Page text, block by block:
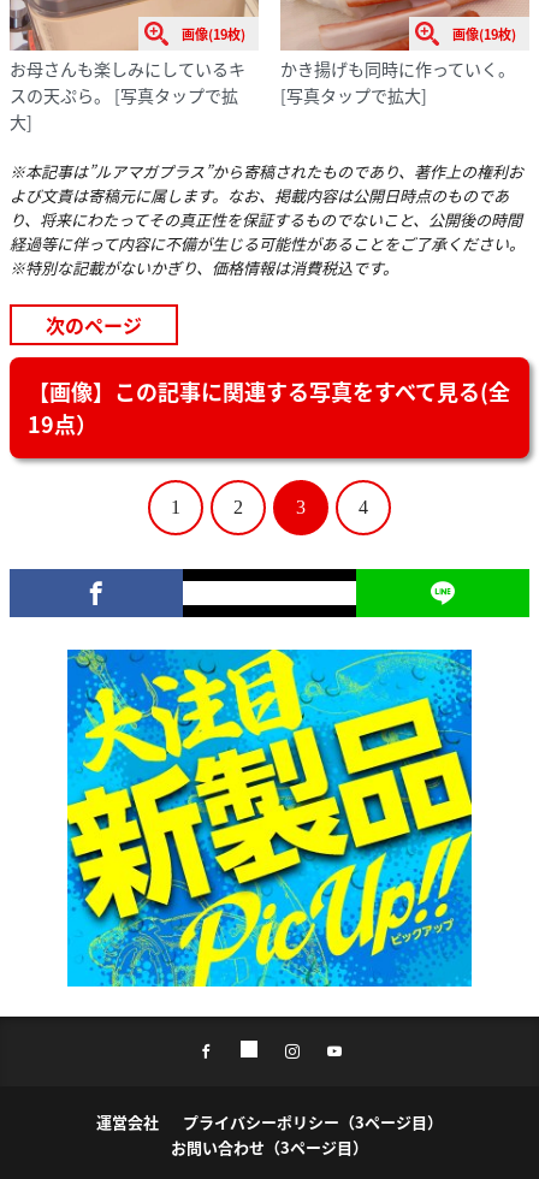
画像(19枚)
お母さんも楽しみにしているキ
スの天ぷら。
[写真タップで拡
大]
画像(19枚)
かき揚げも同時に作っていく。
[写真タップで拡大]
※本記事は”ルアマガプラス”から寄稿されたものであり、著作上の権利お
よび文責は寄稿元に属します。なお、掲載内容は公開日時点のものであ
り、将来にわたってその真正性を保証するものでないこと、公開後の時間
経過等に伴って内容に不備が生じる可能性があることをご了承ください。
※特別な記載がないかぎり、価格情報は消費税込です。
次のページ
【画像】この記事に関連する写真をすべて見る(全
19点）
1 2 3 4
運営会社
プライバシーポリシー（3ページ目）
お問い合わせ（3ページ目）